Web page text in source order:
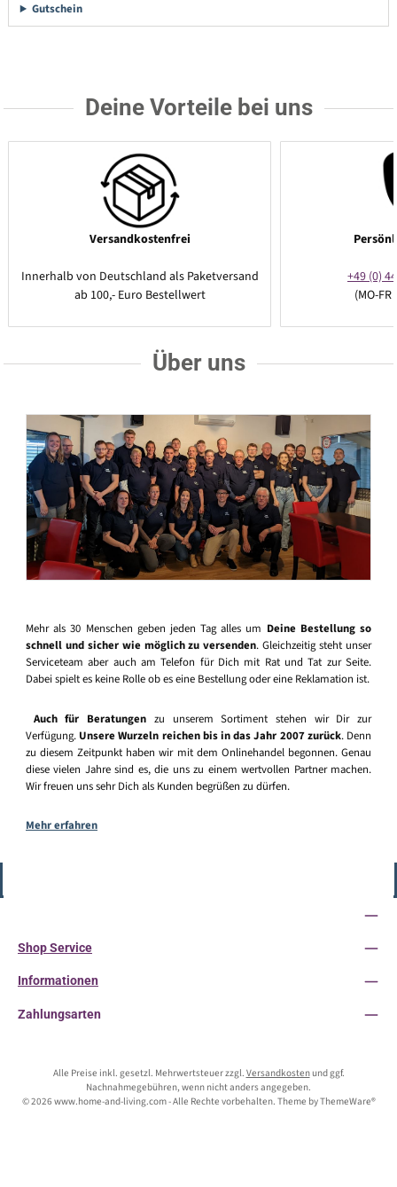
Gutschein
Deine Vorteile bei uns
Versandkostenfrei
Innerhalb von Deutschland als Paketversand
ab 100,- Euro Bestellwert
+49 (0)
(MO-
Über uns
Mehr als 30 Menschen geben jeden Tag alles um Deine Bestellung so
schnell und sicher wie möglich zu versenden. Gleichzeitig steht unser
Serviceteam aber auch am Telefon für Dich mit Rat und Tat zur Seite.
Dabei spielt es keine Rolle ob es eine Bestellung oder eine Reklamation ist.
Auch für Beratungen zu unserem Sortiment stehen wir Dir zur
Verfügung. Unsere Wurzeln reichen bis in das Jahr 2007 zurück. Denn
zu diesem Zeitpunkt haben wir mit dem Onlinehandel begonnen. Genau
diese vielen Jahre sind es, die uns zu einem wertvollen Partner machen.
Wir freuen uns sehr Dich als Kunden begrüßen zu dürfen.
Mehr erfahren
Shop Service
Informationen
Zahlungsarten
Alle Preise inkl. gesetzl. Mehrwertsteuer zzgl. Versandkostenund ggf.
Nachnahmegebühren, wenn nicht anders angegeben.
© 2026 www.home-and-living.com - Alle Rechte vorbehalten. Theme byThemeWare®